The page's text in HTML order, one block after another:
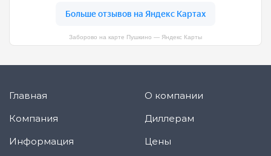
Заборово на карте Пушкино — Яндекс Карты
Главная
Компания
Информация
О компании
Диллерам
Цены